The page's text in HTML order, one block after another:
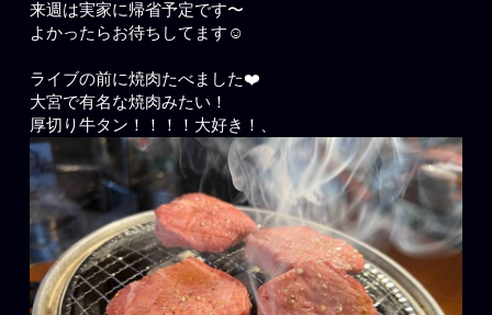
来週は実家に帰省予定です〜
よかったらお待ちしてます☺️
ライブの前に焼肉たべました❤️
大宮で有名な焼肉みたい！
厚切り牛タン！！！！大好き！、